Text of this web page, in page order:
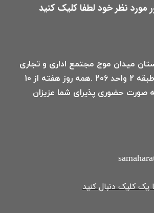
میدان موج مجتمع اداری و تجاری
سرزمین آفتاب طبقه 2 واحد 206 .همه روز هفته از 10
شب به صورت حضوری پذیرای شما عزیزان
یک کلیک دنبال کنید
نظر خود لطفا کلیک کنید